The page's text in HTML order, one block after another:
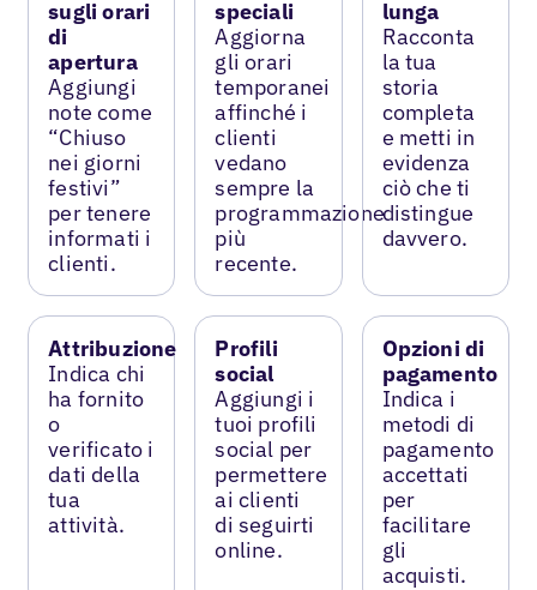
sugli orari
di
apertura
Aggiungi
note come
“Chiuso
nei giorni
festivi”
per tenere
informati i
clienti.
speciali
Aggiorna
gli orari
temporanei
affinché i
clienti
vedano
sempre la
programmazione
più
recente.
lunga
Racconta
la tua
storia
completa
e metti in
evidenza
ciò che ti
distingue
davvero.
Attribuzione
Indica chi
ha fornito
o
verificato i
dati della
tua
attività.
Profili
social
Aggiungi i
tuoi profili
social per
permettere
ai clienti
di seguirti
online.
Opzioni di
pagamento
Indica i
metodi di
pagamento
accettati
per
facilitare
gli
acquisti.